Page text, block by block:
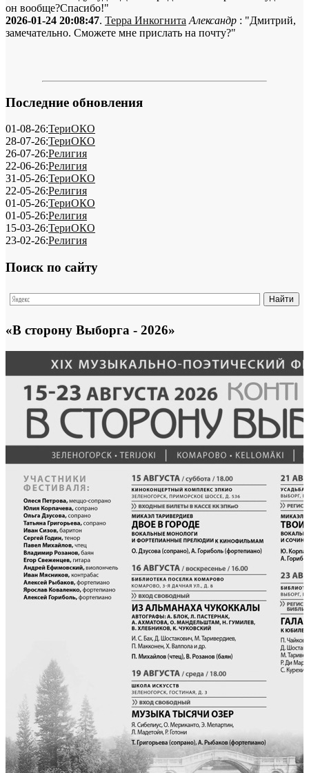
он вообще?Спасибо!"
2026-01-24 20:08:47. Терра Инкогнита Александр : "Дмитрий,
замечательно. Сможете мне прислать на почту?"
Последние обновления
01-08-26:ТериОКО
28-07-26:ТериОКО
26-07-26:Религия
22-06-26:Религия
31-05-26:ТериОКО
22-05-26:Религия
01-05-26:ТериОКО
01-05-26:Религия
15-03-26:ТериОКО
23-02-26:Религия
Поиск по сайту
«В сторону Выборга - 2026»